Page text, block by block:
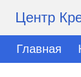
Центр
Главная